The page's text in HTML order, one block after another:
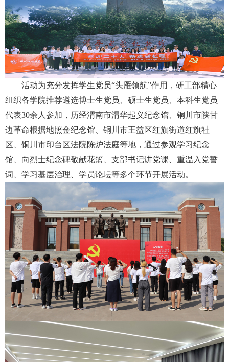
活动为充分发挥学生党员“头雁领航”作用，研工部精心
组织各学院推荐遴选博士生党员、硕士生党员、本科生党员
代表30余人参加，历经渭南市渭华起义纪念馆、铜川市陕甘
边革命根据地照金纪念馆、铜川市王益区红旗街道红旗社
区、铜川市印台区法院陈炉法庭等地，通过参观学习纪念
馆、向烈士纪念碑敬献花篮、支部书记讲党课、重温入党誓
词、学习基层治理、学员论坛等多个环节开展活动。